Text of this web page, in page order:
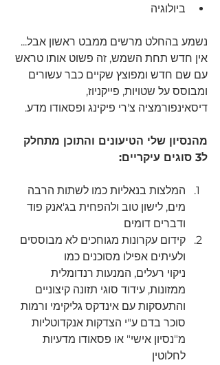
ביולוגיה
נשמע בהחלט מרשים ממבט ראשון אבל...
אין חדש תחת השמש, זה פשוט אותו טראש
עם שם חדש ומפוצץ שקיים כבר עשורים
ומבוסס על שטויות, פייקניוז,
דיסאינפורמציה צ'רי פיקינג ופסאודו מדע.
מהנסיון שלי הטיעונים והתוכן מתחלק
ל3 סוגים עיקריים:
המלצות בנאליות כמו לשתות הרבה
מים, לישון טוב ולהפחית בג'אנק פוד
ודברים דומים
קידום עקרונות מגוחכים לא מבוססים
ולעיתים אפילו מסוכנים כמו
ניקוי רעלים, המנעות רנדומלית
ממזונות, עידוד סוגי תזונה קיצוניים
והתעסקות עם אינדקס גליקימי ורמות
סוכר בדם ע"י הצדקות אנקדוטליות
מ"נסיון אישי" או פסאודו מדעיות
לחלוטין